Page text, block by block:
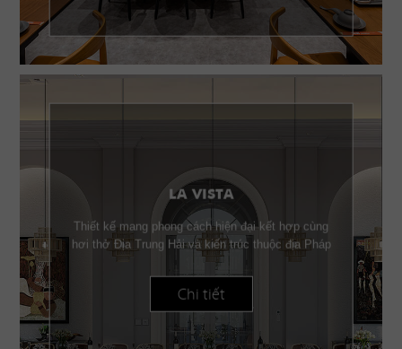
LA VISTA
Thiết kế mang phong cách hiện đại kết hợp cùng
hơi thở Địa Trung Hải và kiến trúc thuộc địa Pháp
Chi tiết